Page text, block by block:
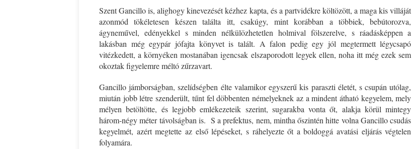
Szent Gancillo is, alighogy kinevezését kézhez kapta, és a partvidékre költözött, a maga kis villáját
azonmód tökéletesen készen találta itt, csakúgy, mint korábban a többiek, bebútorozva,
ágyneművel, edényekkel s minden nélkülözhetetlen holmival fölszerelve, s ráadásképpen a
lakásban még egypár jófajta könyvet is talált. A falon pedig egy jól megtermett légycsapó
vitézkedett, a környéken mostanában igencsak elszaporodott legyek ellen, noha itt még ezek sem
okoztak figyelemre méltó zűrzavart.
Gancillo jámborságban, szelídségben élte valamikor egyszerű kis paraszti életét, s csupán utólag,
miután jobb létre szenderült, tűnt fel döbbenten némelyeknek az a mindent átható kegyelem, mely
mélyen betöltötte, és legjobb emlékezeteik szerint, sugarakba vonta őt, alakja körül mintegy
három-négy méter távolságban is. S a prefektus, nem, mintha őszintén hitte volna Gancillo csudás
kegyelmét, azért megtette az első lépéseket, s ráhelyezte őt a boldoggá avatási eljárás végtelen
folyamára.